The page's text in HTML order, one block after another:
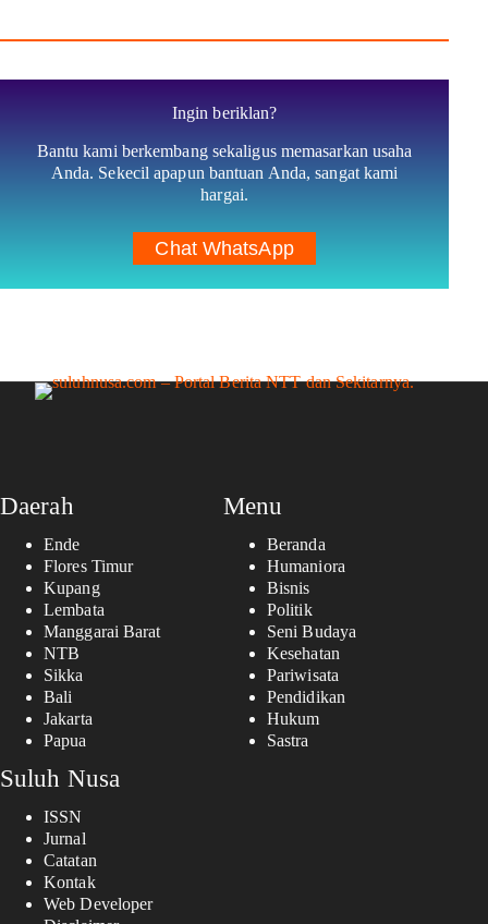
Ingin beriklan?
Bantu kami berkembang sekaligus memasarkan usaha
Anda. Sekecil apapun bantuan Anda, sangat kami
hargai.
Chat WhatsApp
Daerah
Ende
Flores Timur
Kupang
Lembata
Manggarai Barat
NTB
Sikka
Bali
Jakarta
Papua
Menu
Beranda
Humaniora
Bisnis
Politik
Seni Budaya
Kesehatan
Pariwisata
Pendidikan
Hukum
Sastra
Suluh Nusa
ISSN
Jurnal
Catatan
Kontak
Web Developer